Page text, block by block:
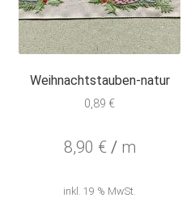
Weihnachtstauben-natur
0,89 €
8,90 € / m
inkl. 19 % MwSt.